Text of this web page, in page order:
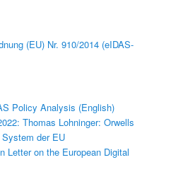
(EU) Nr. 910/2014 (eIDAS-
Policy Analysis (English)
Thomas Lohninger: Orwells
der EU
Letter on the European Digital